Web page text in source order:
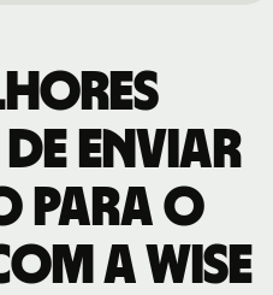
de enviar
para o
a Wise